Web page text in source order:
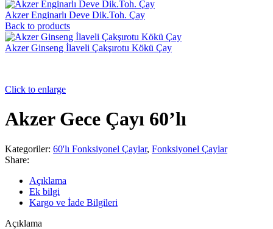
Akzer Enginarlı Deve Dik.Toh. Çay
Back to products
Akzer Ginseng İlaveli Çakşırotu Kökü Çay
Click to enlarge
Akzer Gece Çayı 60’lı
Kategoriler: 60'lı Fonksiyonel Çaylar, Fonksiyonel Çaylar
Share:
Açıklama
Ek bilgi
Kargo ve İade Bilgileri
Açıklama